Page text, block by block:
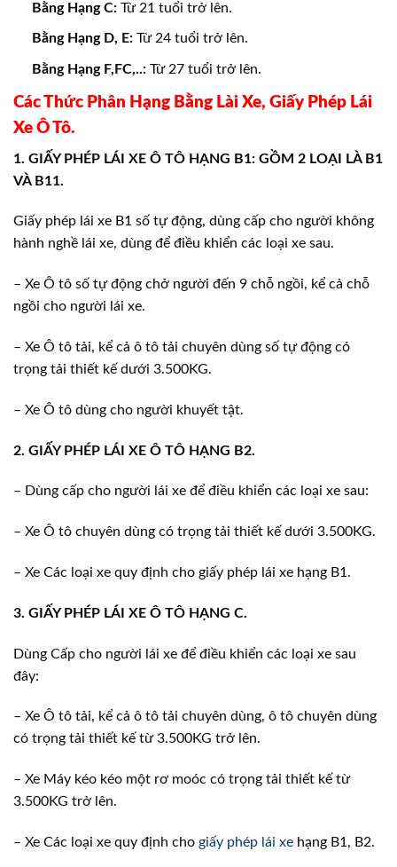
Bằng Hạng C:Từ 21 tuổi trở lên.
Bằng Hạng D, E:Từ 24 tuổi trở lên.
Bằng Hạng F,FC,..:Từ 27 tuổi trở lên.
Các Thức Phân Hạng Bằng Lài Xe, Giấy Phép Lái
Xe Ô Tô.
1. GIẤY PHÉP LÁI XE Ô TÔ HẠNG B1: GỒM 2 LOẠI LÀ B1
VÀ B11.
Giấy phép lái xe B1 số tự động, dùng cấp cho người không
hành nghề lái xe, dùng để điều khiển các loại xe sau.
– Xe Ô tô số tự động chở người đến 9 chỗ ngồi, kể cả chỗ
ngồi cho người lái xe.
– Xe Ô tô tải, kể cả ô tô tải chuyên dùng số tự động có
trọng tải thiết kế dưới 3.500KG.
– Xe Ô tô dùng cho người khuyết tật.
2. GIẤY PHÉP LÁI XE Ô TÔ HẠNG B2.
– Dùng cấp cho người lái xe để điều khiển các loại xe sau:
– Xe Ô tô chuyên dùng có trọng tải thiết kế dưới 3.500KG.
– Xe Các loại xe quy định cho giấy phép lái xe hạng B1.
3. GIẤY PHÉP LÁI XE Ô TÔ HẠNG C.
Dùng Cấp cho người lái xe để điều khiển các loại xe sau
đây:
– Xe Ô tô tải, kể cả ô tô tải chuyên dùng, ô tô chuyên dùng
có trọng tải thiết kế từ 3.500KG trở lên.
– Xe Máy kéo kéo một rơ moóc có trọng tải thiết kế từ
3.500KG trở lên.
– Xe Các loại xe quy định cho giấy phép lái xe hạng B1, B2.